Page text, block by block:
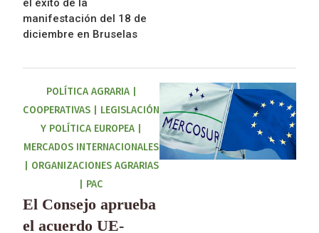
el éxito de la
manifestación del 18 de
diciembre en Bruselas
POLÍTICA AGRARIA|
COOPERATIVAS
LEGISLACIÓN
Y POLÍTICA EUROPEA
MERCADOS INTERNACIONALES
ORGANIZACIONES AGRARIAS
PAC
El Consejo aprueba
el acuerdo UE-